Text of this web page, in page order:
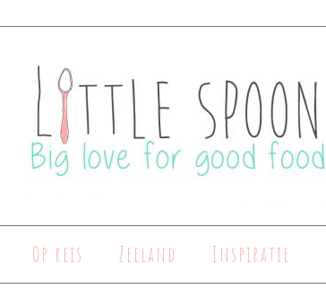
Op reis Zeeland Inspiratie